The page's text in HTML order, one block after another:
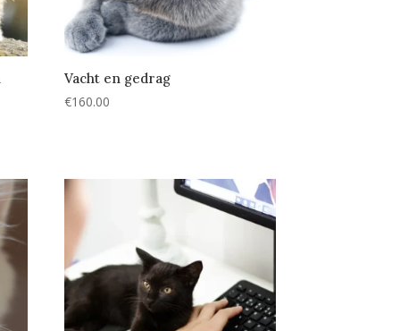
Vacht en gedrag
€160.00